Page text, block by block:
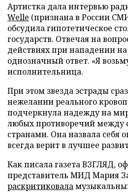
Артистка дала интервью
Welle (признана в России
обсудила гипотетическое
государств. Отвечая на
действиях при нападении
однозначный ответ. «Я
исполнительница.
При этом звезда эстрады
нежелании реального
подчеркнула надежду на
любых противоречий между
странами. Она назвала себя
всегда верит в лучшее
Как писала газета ВЗГЛЯД,
представитель МИД Мария
раскритиковала